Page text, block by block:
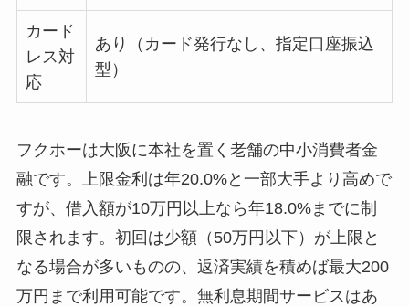
カード
レス対
応
あり（カード発行なし、指定口座振込
型）
フクホーは大阪に本社を置く老舗の中小消費者金
融です。上限金利は年20.0%と一部大手より高めで
すが、借入額が10万円以上なら年18.0%までに制
限されます。初回は少額（50万円以下）が上限と
なる場合が多いものの、返済実績を積めば最大200
万円まで利用可能です。無利息期間サービスはあ